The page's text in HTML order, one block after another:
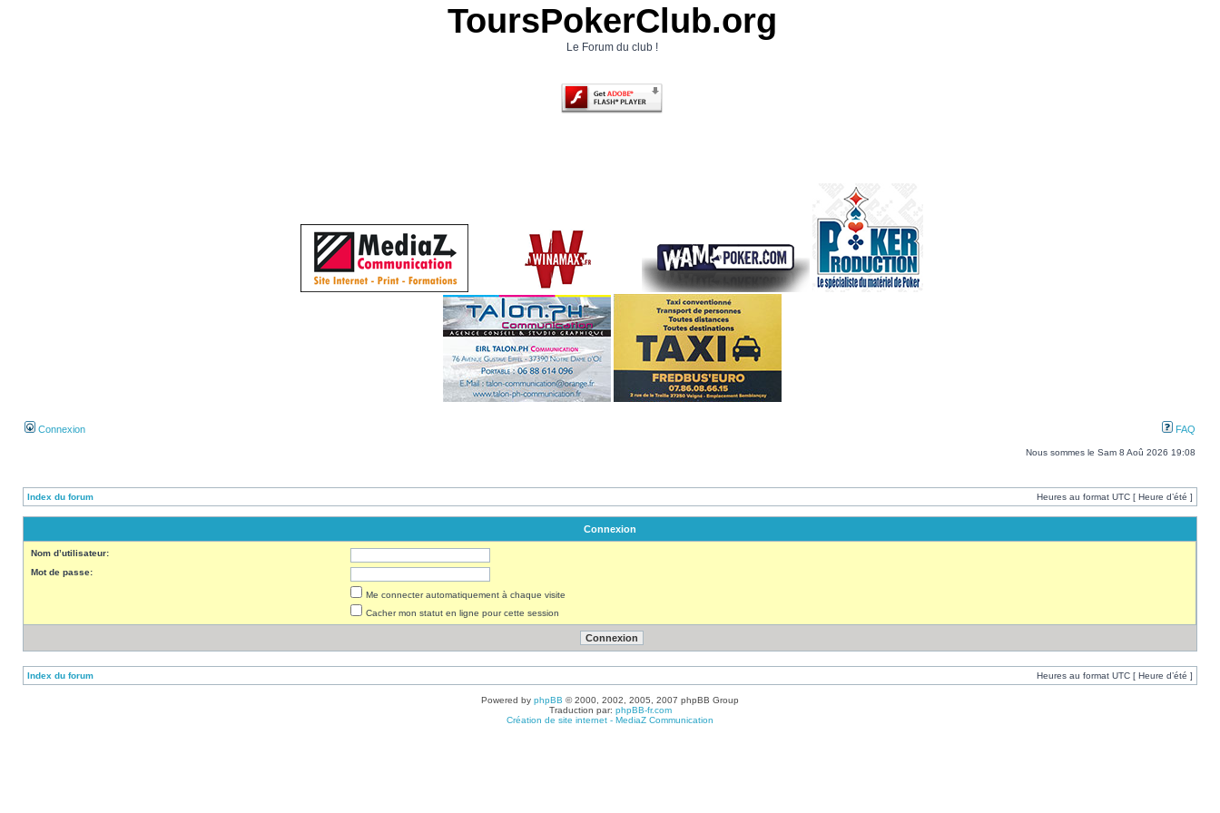
ToursPokerClub.org
Le Forum du club !
Connexion FAQ
Nous sommes le Sam 8 Aoû 2026 19:08
Index du forum Heures au format UTC [ Heure d’été ]
Connexion
Nom d’utilisateur:
Mot de passe:
Me connecter automatiquement à chaque visite
Cacher mon statut en ligne pour cette session
Index du forum Heures au format UTC [ Heure d’été ]
Powered by phpBB © 2000, 2002, 2005, 2007 phpBB Group
Traduction par: phpBB-fr.com
Création de site internet - MediaZ Communication